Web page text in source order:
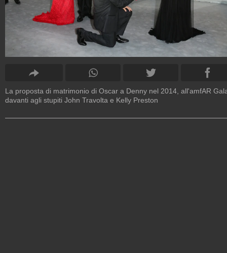
La proposta di matrimonio di Oscar a Denny nel 2014, all'amfAR
davanti agli stupiti John Travolta e Kelly Preston